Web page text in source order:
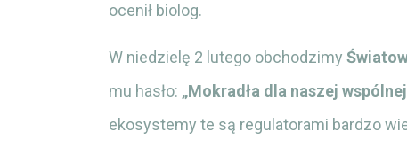
ocenił biolog.
W niedzielę 2 lutego obchodzimy
mu hasło: „Mokradła dla naszej
ekosystemy te są regulatorami bardzo